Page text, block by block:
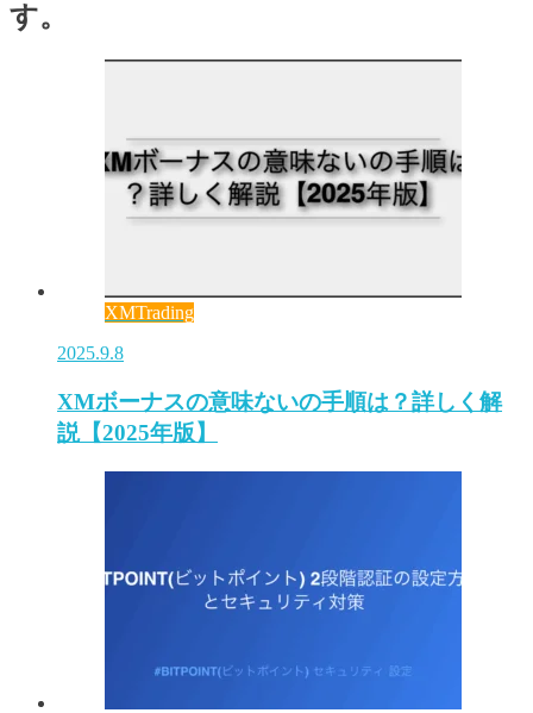
す。
XMTrading
2025.9.8
XMボーナスの意味ないの手順は？詳しく解
説【2025年版】